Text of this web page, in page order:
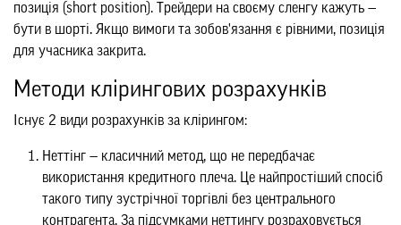
позиція (short position). Трейдери на своєму сленгу кажуть —
бути в шорті. Якщо вимоги та зобов'язання є рівними, позиція
для учасника закрита.
Методи клірингових розрахунків
Існує 2 види розрахунків за клірингом:
Неттінг — класичний метод, що не передбачає
використання кредитного плеча. Це найпростіший спосіб
такого типу зустрічної торгівлі без центрального
контрагента. За підсумками неттингу розраховується